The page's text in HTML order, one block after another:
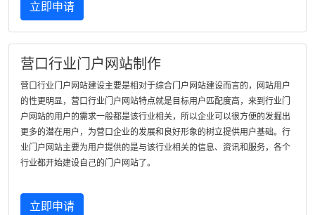
立即申请
营口行业门户网站制作
营口行业门户网站建设主要是相对于综合门户网站建设而言的，网站用户
的性更明显，营口行业门户网站特点就是目标用户匹配度高，来到行业门
户网站的用户的需求一般都是该行业相关，所以企业可以很方便的发掘出
更多的潜在用户，为营口企业的发展和良好形象的树立提供用户基础。行
业门户网站主要为用户提供的是与该行业相关的信息、资讯和服务，各个
行业都开始建设自己的门户网站了。
立即申请